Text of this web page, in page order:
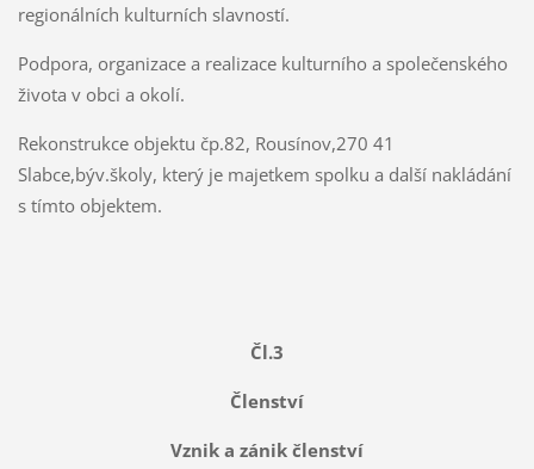
regionálních kulturních slavností.
Podpora, organizace a realizace kulturního a společenského
života v obci a okolí.
Rekonstrukce objektu čp.82, Rousínov,270 41
Slabce,býv.školy, který je majetkem spolku a další nakládání
s tímto objektem.
Čl.3
Členství
Vznik a zánik členství